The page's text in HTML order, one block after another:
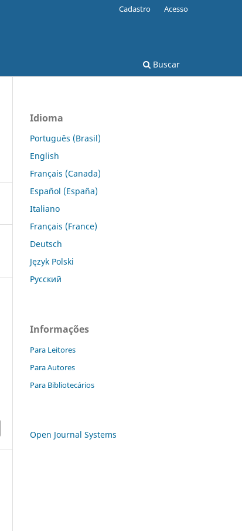
Buscar
Cadastro Acesso
Idioma
Português (Brasil)
English
Français (Canada)
Español (España)
Italiano
Français (France)
Deutsch
Język Polski
Русский
Informações
Para Leitores
Para Autores
Para Bibliotecários
Open Journal Systems